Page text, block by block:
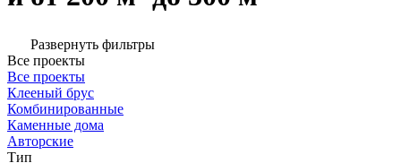
Развернуть фильтры
Все проекты
Все проекты
Клееный брус
Комбинированные
Каменные дома
Авторские
Тип